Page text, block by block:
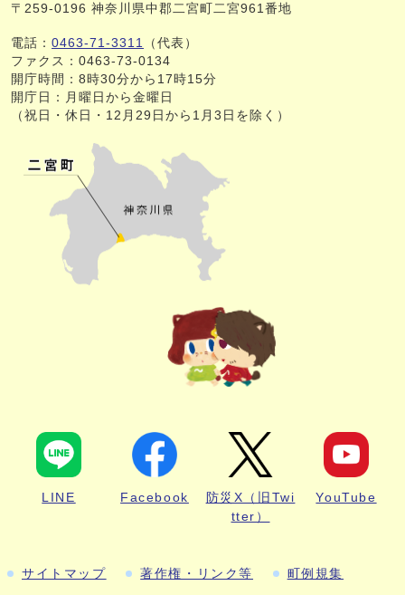
〒259-0196 神奈川県中郡二宮町二宮961番地
電話： 0463-71-3311
（代表）
ファクス：0463-73-0134
開庁時間：8時30分から17時15分
開庁日：月曜日から金曜日
（祝日・休日・12月29日から1月3日を除く）
LINE Facebook
防災X（旧Twi
tter）
YouTube
サイトマップ 著作権・リンク等 町例規集